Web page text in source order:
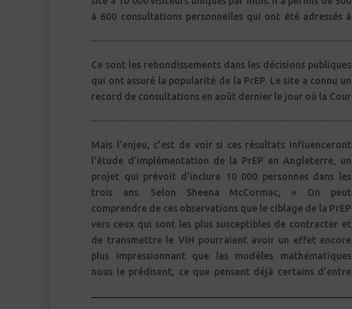
à 600 consultations personnelles qui ont été adressés à
Ce sont les rebondissements dans les décisions publiques
qui ont assuré la popularité de la PrEP. Le site a connu un
record de consultations en août dernier le jour où la Cour
suprême a jugé le NHS (le système de santé britannique)
responsable du financement de la PrEP après un recours
Mais l’enjeu, c’est de voir si ces résultats influenceront
l’étude d’implémentation de la PrEP en Angleterre, un
projet qui prévoit d’inclure 10 000 personnes dans les
trois ans. Selon Sheena McCormac, « On peut
comprendre de ces observations que le ciblage de la PrEP
vers ceux qui sont les plus susceptibles de contracter et
de transmettre le VIH pourraient avoir un effet encore
plus impressionnant que les modèles mathématiques
nous le prédisent, ce que pensent déjà certains d’entre
nous. Cela implique que l’étude d’implémentation
pourrait avoir un plus grand effet qu’escompté, posant
clairement la question de savoir s’il est utile de